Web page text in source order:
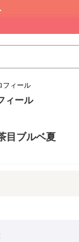
フィール
ィール
目ブルベ夏